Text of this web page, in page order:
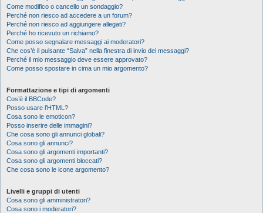
Come modifico o cancello un sondaggio?
Perché non riesco ad accedere a un forum?
Perché non riesco ad aggiungere allegati?
Perché ho ricevuto un richiamo?
Come posso segnalare messaggi ai moderatori?
Che cos’è il pulsante “Salva” nella finestra di invio dei messaggi?
Perché il mio messaggio deve essere approvato?
Come posso spostare in cima un mio argomento?
Formattazione e tipi di argomenti
Cos’è il BBCode?
Posso usare l’HTML?
Cosa sono le emoticon?
Posso inserire delle immagini?
Che cosa sono gli annunci globali?
Cosa sono gli annunci?
Cosa sono gli argomenti importanti?
Cosa sono gli argomenti bloccati?
Che cosa sono le icone argomento?
Livelli e gruppi di utenti
Cosa sono gli amministratori?
Cosa sono i moderatori?